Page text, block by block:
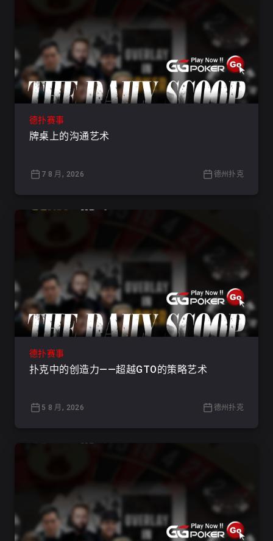
德扑赛事
牌桌上的沟通艺术
7 8 月, 2026 德州扑克
德扑赛事
扑克中的创造力——超越GTO的策略艺术
5 8 月, 2026 德州扑克